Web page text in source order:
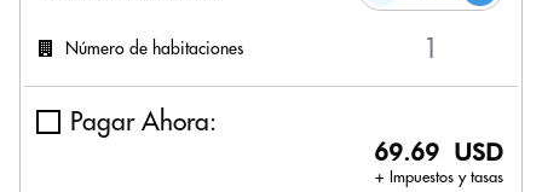
Número de habitaciones
Pagar Ahora:
69.69 USD
+ Impuestos y tasas